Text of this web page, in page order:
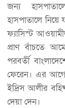
জন্য
হাসপাতালে
ফ্যাসিস্ট
প্রাণ বাঁচতে
পরবর্তী
ফেরেন। এর আগে
ইদ্রিস আলীর
দেয়া দেন।